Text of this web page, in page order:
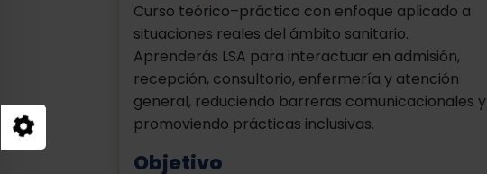
Curso teórico–práctico con enfoque aplicado a
situaciones reales del ámbito sanitario.
Aprenderás LSA para interactuar en admisión,
recepción, consultorio, enfermería y atención
general, reduciendo barreras comunicacionales y
promoviendo prácticas inclusivas.
Objetivo